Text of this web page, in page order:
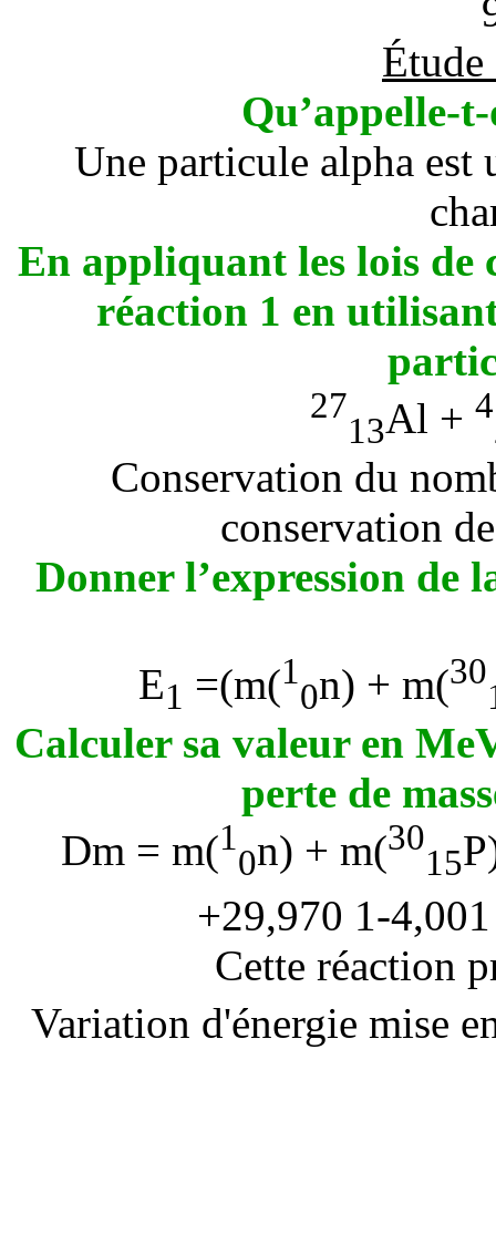
Étude
Qu’appelle-
Une particule alpha est
En appliquant les lois de
réaction 1 en
27
13Al + 4
Conservation du
conservation
Donner l’expression de
E1 =(m(1
0n) + m(30
Calculer sa valeur en
perte de
Dm = m(1
0n) + m(30
15
+29,970 1-
Cette réaction
Variation d'énergie mise